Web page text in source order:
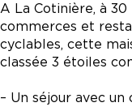
A La Cotinière, à
commerces et
cyclables, cette
classée 3 étoiles
– Un séjour avec